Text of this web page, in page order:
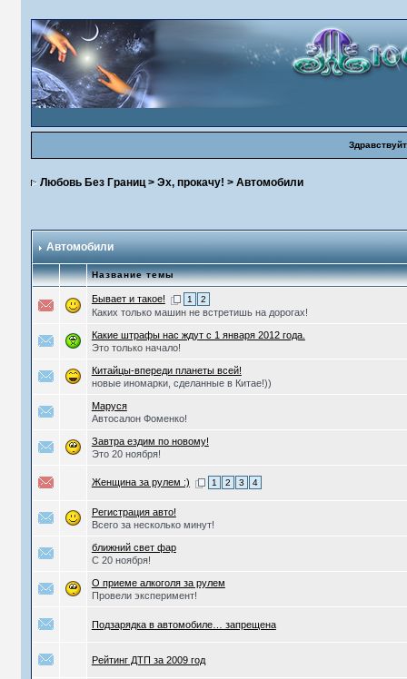
Любовь Без Границ> Эх, прокачу! > Автомобили
Автомобили
Название темы
Бывает и такое! 1 2
Каких только машин не встретишь на дорогах!
Какие штрафы нас ждут с 1 января 2012 года.
Это только начало!
Китайцы-впереди планеты всей!
новые иномарки, сделанные в Китае!))
Маруся
Автосалон Фоменко!
Завтра ездим по новому!
Это 20 ноября!
Женщина за рулем :) 1 2 3 4
Регистрация авто!
Всего за несколько минут!
ближний свет фар
С 20 ноября!
О приеме алкоголя за рулем
Провели эксперимент!
Подзарядка в автомобиле… запрещена
Рейтинг ДТП за 2009 год